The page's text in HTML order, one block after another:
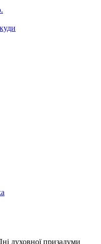
духовної призадуми